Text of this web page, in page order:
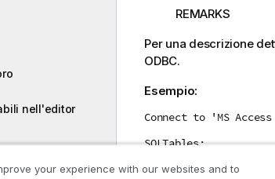
nell'editor
REMARKS
Per una descrizione
ODBC.
Esempio:
Connect to 'MS Access
SQLTables;
your experience with our websites and to